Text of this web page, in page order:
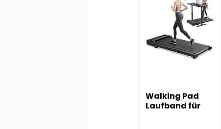
Walking Pad
Laufband für